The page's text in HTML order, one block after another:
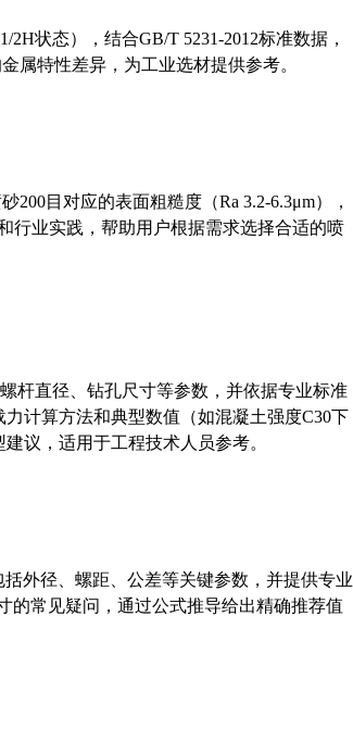
状态），结合GB/T 5231-2012标准数据，
属特性差异，为工业选材提供参考。
目对应的表面粗糙度（Ra 3.2-6.3μm），
行业实践，帮助用户根据需求选择合适的喷
杆直径、钻孔尺寸等参数，并依据专业标准
力计算方法和典型数值（如混凝土强度C30下
议，适用于工程技术人员参考。
外径、螺距、公差等关键参数，并提供专业
的常见疑问，通过公式推导给出精确推荐值